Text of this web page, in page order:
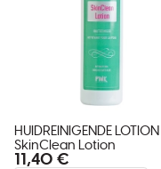
HUIDREINIGENDE
SkinClean Lotion
11,40 €